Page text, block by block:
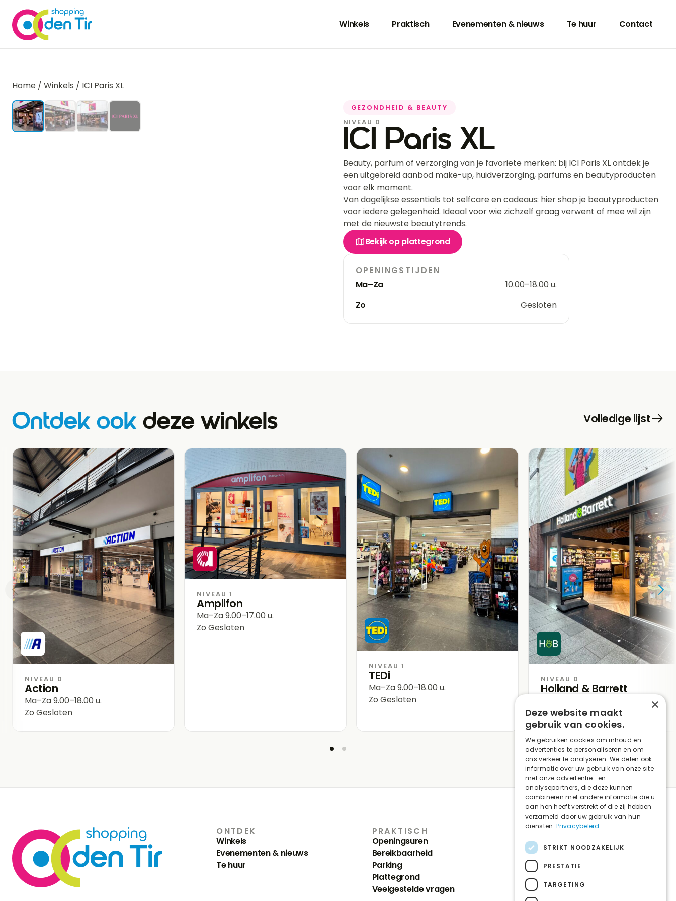
Winkels Praktisch Evenementen & nieuws Te huur Contact
Home / Winkels / ICI Paris XL
GEZONDHEID & BEAUTY
NIVEAU 0
ICI Paris XL
Beauty, parfum of verzorging van je favoriete merken: bij ICI Paris XL ontdek je
een uitgebreid aanbod make-up, huidverzorging, parfums en beautyproducten
voor elk moment.
Van dagelijkse essentials tot selfcare en cadeaus: hier shop je beautyproducten
voor iedere gelegenheid. Ideaal voor wie zichzelf graag verwent of mee wil zijn
met de nieuwste beautytrends.
Bekijk op plattegrond
OPENINGSTIJDEN
Ma–Za
10.00–18.00 u.
Zo
Gesloten
Ontdek ook deze winkels Volledige lijst
NIVEAU 0
Action
Ma–Za9.00–18.00 u.
Zo Gesloten
NIVEAU 1
Amplifon
Ma–Za9.00–17.00 u.
Zo Gesloten
NIVEAU 1
TEDi
Ma–Za9.00–18.00 u.
Zo Gesloten
NIVEAU 0
Holland & Barrett
Zo Gesloten
ONTDEK
Winkels
Evenementen & nieuws
Te huur
PRAKTISCH
Openingsuren
Bereikbaarheid
Parking
Plattegrond
Veelgestelde vragen
CONTACT
management@dentirshopping.be
03 260 85 85
×
Deze website maakt
gebruik van cookies.
We gebruiken cookies om inhoud en
advertenties te personaliseren en om
ons verkeer te analyseren. We delen ook
informatie over uw gebruik van onze site
met onze advertentie- en
analysepartners, die deze kunnen
combineren met andere informatie die u
aan hen heeft verstrekt of die zij hebben
verzameld door uw gebruik van hun
diensten. Privacybeleid
STRIKT NOODZAKELIJK
PRESTATIE
TARGETING